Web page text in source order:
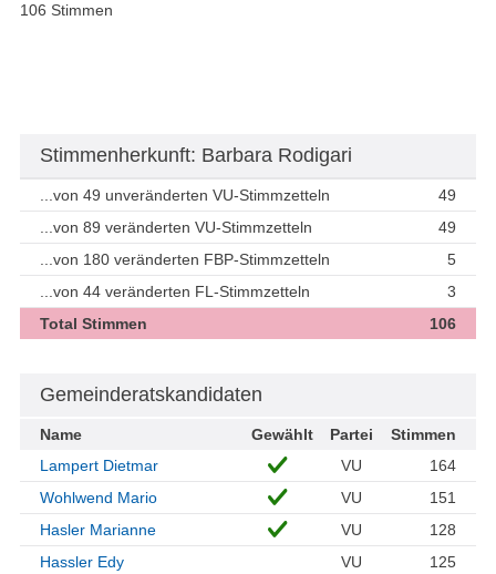
106 Stimmen
Stimmenherkunft: Barbara Rodigari
...von 49 unveränderten VU-Stimmzetteln
49
...von 89 veränderten VU-Stimmzetteln
49
...von 180 veränderten FBP-Stimmzetteln
5
...von 44 veränderten FL-Stimmzetteln
3
Total Stimmen
106
Gemeinderatskandidaten
Name Gewählt Partei
Stimmen
Lampert Dietmar
VU
164
Wohlwend Mario
VU
151
Hasler Marianne
VU
128
Hassler Edy
VU 125